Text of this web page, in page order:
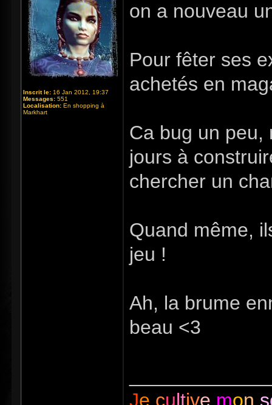
Inscrit le: 16 Jan 2012, 19:37
Messages: 551
Localisation: En shopping à
Markhart
on a nouveau
Pour fêter ses
achetés en
Ca bug un peu,
jours à
chercher un
Quand même,
jeu !
Ah, la brume
beau <3
Je cultive mon